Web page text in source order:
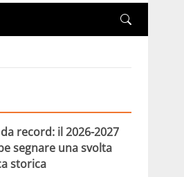
record: il 2026-2027
segnare una svolta
storica